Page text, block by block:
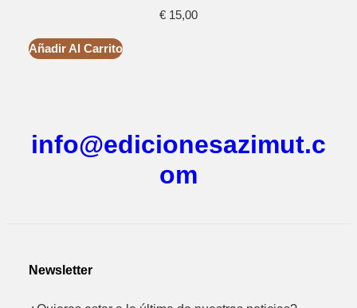
€ 15,00
Añadir Al Carrito
info@edicionesazimut.c
om
Newsletter